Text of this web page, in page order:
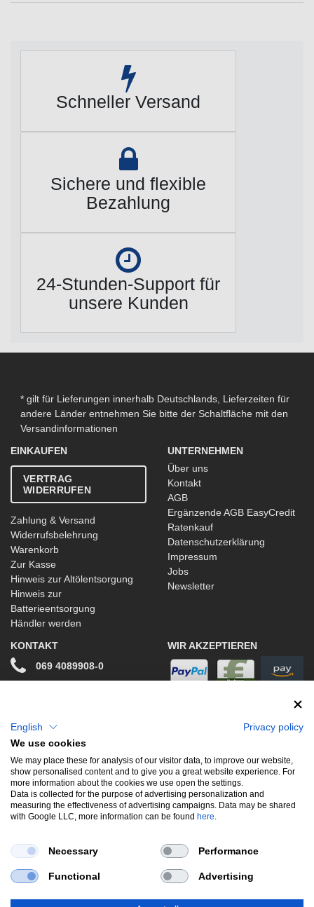
Schneller Versand
Sichere und flexible
Bezahlung
24-Stunden-Support für
unsere Kunden
* gilt für Lieferungen innerhalb Deutschlands, Lieferzeiten für
andere Länder entnehmen Sie bitte der Schaltfläche mit den
Versandinformationen
EINKAUFEN
VERTRAG
WIDERRUFEN
Zahlung & Versand
Widerrufsbelehrung
Warenkorb
Zur Kasse
Hinweis zur Altölentsorgung
Hinweis zur
Batterieentsorgung
Händler werden
UNTERNEHMEN
Über uns
Kontakt
AGB
Ergänzende AGB EasyCredit
Ratenkauf
Datenschutzerklärung
Impressum
Jobs
Newsletter
KONTAKT
069 4089908-0
Facebook
Instagram
WIR AKZEPTIEREN
UNSERE BELIEBTESTEN PRODUKTE
Endschalldämpfer Bremsscheiben Carbon Style & Aerodynamik
English
Privacy policy
We use cookies
We may place these for analysis of our visitor data, to improve our website,
show personalised content and to give you a great website experience. For
more information about the cookies we use open the settings.
Data is collected for the purpose of advertising personalization and
measuring the effectiveness of advertising campaigns. Data may be shared
with Google LLC, more information can be found here.
Necessary Performance
Functional Advertising